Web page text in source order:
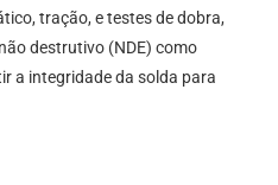
tração, e testes de dobra,
destrutivo (NDE) como
a integridade da solda para